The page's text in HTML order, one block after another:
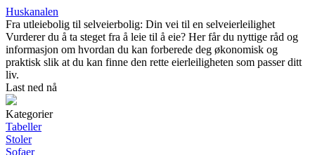
Huskanalen
Fra utleiebolig til selveierbolig: Din vei til en selveierleilighet
Vurderer du å ta steget fra å leie til å eie? Her får du nyttige råd og
informasjon om hvordan du kan forberede deg økonomisk og
praktisk slik at du kan finne den rette eierleiligheten som passer ditt
liv.
Last ned nå
Kategorier
Tabeller
Stoler
Sofaer